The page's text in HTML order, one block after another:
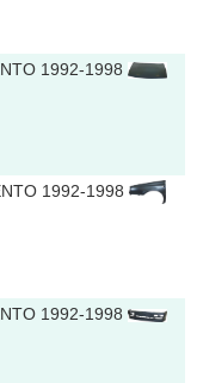
1992-1998
1992-1998
1992-1998